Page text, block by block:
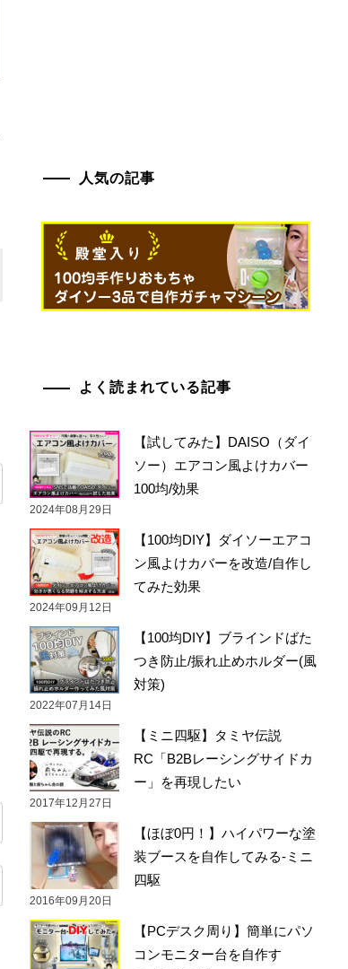
人気の記事
よく読まれている記事
【試してみた】DAISO（ダイ
ソー）エアコン風よけカバー
100均/効果
2024年08月29日
【100均DIY】ダイソーエアコ
ン風よけカバーを改造/自作し
てみた効果
2024年09月12日
【100均DIY】ブラインドばた
つき防止/振れ止めホルダー(風
対策)
2022年07月14日
【ミニ四駆】タミヤ伝説
RC「B2Bレーシングサイドカ
ー」を再現したい
2017年12月27日
【ほぼ0円！】ハイパワーな塗
装ブースを自作してみる-ミニ
四駆
2016年09月20日
【PCデスク周り】簡単にパソ
コンモニター台を自作す